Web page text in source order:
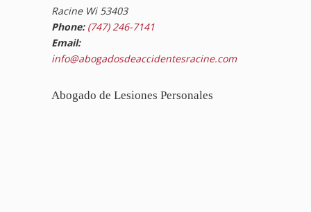
Racine Wi 53403
Phone: (747) 246-7141
Email:
info@abogadosdeaccidentesracine.com
Abogado de Lesiones Personales